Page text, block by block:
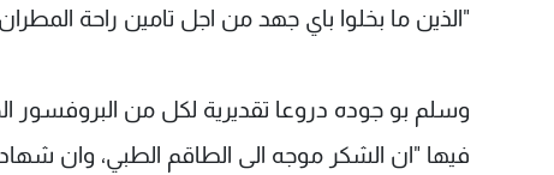
"الذين ما بخلوا باي جهد من اجل تامين راحة
وسلم بو جوده دروعا تقديرية لكل من البروفسور
فيها "ان الشكر موجه الى الطاقم الطبي، وان